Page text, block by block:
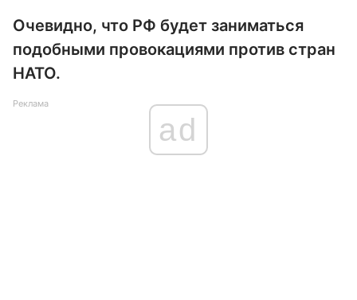
Очевидно, что РФ будет заниматься
подобными провокациями против стран
НАТО.
Реклама
ad